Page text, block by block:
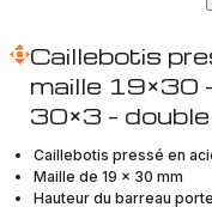
Caillebotis
maille 19×30
30×3 –
Caillebotis pressé en
Maille de 19 x 30 mm
Hauteur du barreau